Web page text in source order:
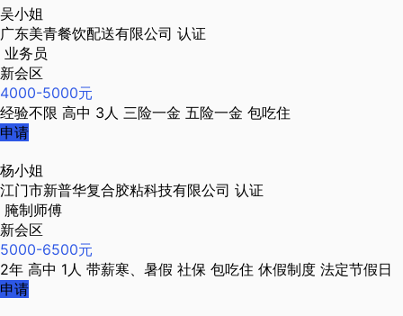
吴小姐
广东美青餐饮配送有限公司 认证
业务员
新会区
4000-5000元
经验不限 高中 3人 三险一金 五险一金 包吃住
申请
杨小姐
江门市新普华复合胶粘科技有限公司 认证
腌制师傅
新会区
5000-6500元
2年 高中 1人 带薪寒、暑假 社保 包吃住 休假制度 法定节假日
申请